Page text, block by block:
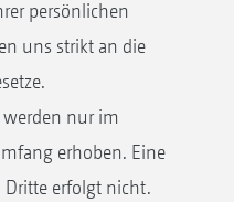
persönlichen
uns strikt an die
werden nur im
erhoben. Eine
Dritte erfolgt nicht.